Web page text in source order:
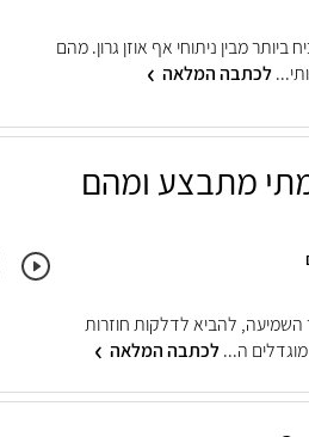
מבין ניתוחי אף אוזן גרון. מהם
לכתבה המלאה
מתבצע ומהם
השמיעה, להביא לדלקות חוזרות
ה...לכתבה המלאה